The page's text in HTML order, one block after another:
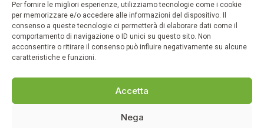
Per fornire le migliori esperienze, utilizziamo tecnologie come i cookie
per memorizzare e/o accedere alle informazioni del dispositivo. Il
consenso a queste tecnologie ci permetterà di elaborare dati come il
comportamento di navigazione o ID unici su questo sito. Non
acconsentire o ritirare il consenso può influire negativamente su alcune
caratteristiche e funzioni.
Accetta
Nega
Prescrizioni verdi – Articolo Scientifico su Il